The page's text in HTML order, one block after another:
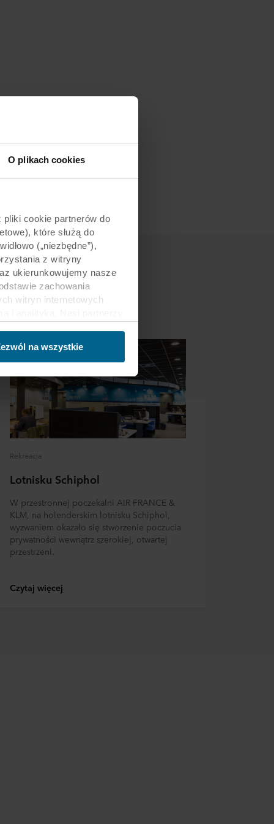
O plikach cookies
cookie partnerów do
które służą do
(„niezbędne”),
z witryny
ukierunkowujemy nasze
zachowania
witryn internetowych
między innymi w
danych oraz fakt, że
gromadzonych informacji,
oraz czas
celach nasze witryny
pośrednictwem plików
witrynie. Więcej
zaś na temat
innymi, która konkretnie
na wszystkie
Rekreacja
Lotnisku Schiphol
W przestronnej poczekalni AIR FRANCE &
KLM, na holenderskim lotnisku Schiphol,
wyzwaniem okazało się stworzenie poczucia
prywatności wewnątrz szerokiej, otwartej
przestrzeni.
Czytaj więcej